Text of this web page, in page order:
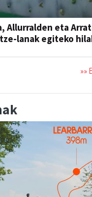
Allurralden eta
lanak egiteko
»»